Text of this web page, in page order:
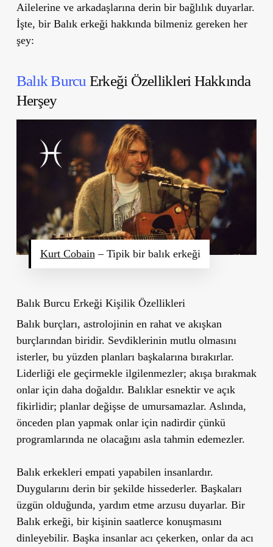
Ailelerine ve arkadaşlarına derin bir bağlılık duyarlar.
İşte, bir Balık erkeği hakkında bilmeniz gereken her
şey:
Balık Burcu Erkeği Özellikleri Hakkında
Herşey
Kurt Cobain – Tipik bir balık erkeği
Balık Burcu Erkeği Kişilik Özellikleri
Balık burçları, astrolojinin en rahat ve akışkan
burçlarından biridir. Sevdiklerinin mutlu olmasını
isterler, bu yüzden planları başkalarına bırakırlar.
Liderliği ele geçirmekle ilgilenmezler; akışa bırakmak
onlar için daha doğaldır. Balıklar esnektir ve açık
fikirlidir; planlar değişse de umursamazlar. Aslında,
önceden plan yapmak onlar için nadirdir çünkü
programlarında ne olacağını asla tahmin edemezler.
Balık erkekleri empati yapabilen insanlardır.
Duygularını derin bir şekilde hissederler. Başkaları
üzgün olduğunda, yardım etme arzusu duyarlar. Bir
Balık erkeği, bir kişinin saatlerce konuşmasını
dinleyebilir. Başka insanlar acı çekerken, onlar da acı